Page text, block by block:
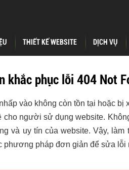
THIẾT KẾ WEBSITE DỊCH VỤ
khắc phục lỗi 404 Not
vào không còn tồn tại hoặc bị
người sử dụng website.
và uy tín của website. Vậy,
phương pháp đơn giản để sửa lỗi